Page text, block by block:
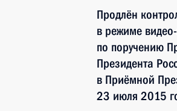
Продлён
в режиме
по поручению
Президента
в Приёмной
23 июля 2015